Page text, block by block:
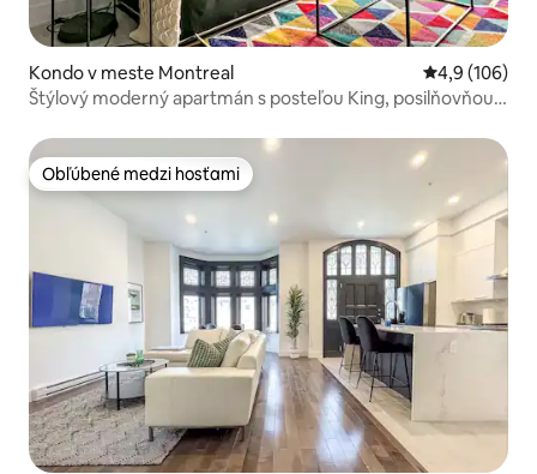
Kondo v meste Montreal Priemerné
4,9 (106)
Štýlový moderný apartmán s posteľou King, posilňovňou,
Obľúbené medzi hosťami
Obľúbené medzi hosťami